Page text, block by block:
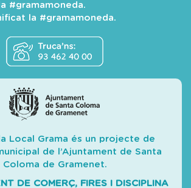
#gramamoneda.
la #gramamoneda.
Local Grama és un projecte de
de l’Ajuntament de Santa
Coloma de Gramenet.
DE COMERÇ, FIRES I DISCIPLINA